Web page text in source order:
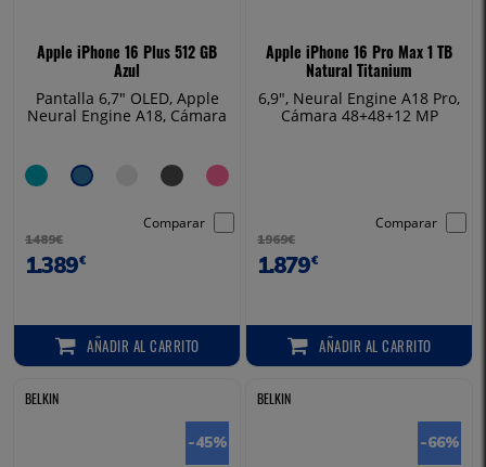
Apple iPhone 16 Plus 512 GB
Azul
Pantalla 6,7" OLED, Apple
Neural Engine A18, Cámara
Comparar
1489€
1.389€
AÑADIR AL CARRITO
Apple iPhone 16 Pro Max 1 TB
Natural Titanium
6,9", Neural Engine A18 Pro,
Cámara 48+48+12 MP
Comparar
1969€
1.879€
AÑADIR AL CARRITO
BELKIN
-45%
BELKIN
-66%